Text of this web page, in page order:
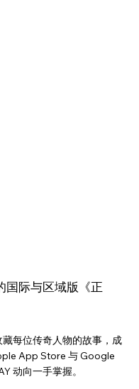
国际与区域版《正
每位传奇人物的故事，成
App Store 与 Google
动向一手掌握。